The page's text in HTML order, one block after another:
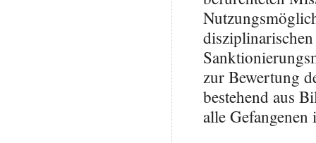
zur Bewertung
bestehend aus
alle